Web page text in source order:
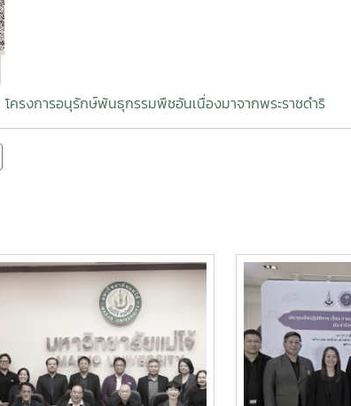
โครงการอนุรักษ์พันธุกรรมพืชอันเนื่องมาจากพระราชดำริ